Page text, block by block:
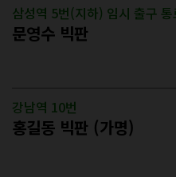
삼성역 5번(지하) 임시 출구 통
문영수 빅판
강남역 10번
홍길동 빅판 (가명)